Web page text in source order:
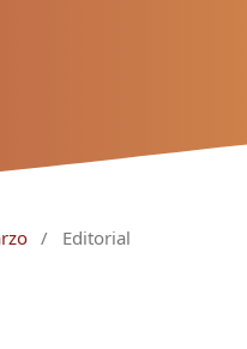
/ Editorial